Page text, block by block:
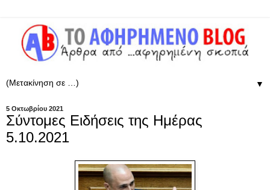
▼
5 Οκτωβρίου 2021
Σύντομες Ειδήσεις της Ημέρας
5.10.2021